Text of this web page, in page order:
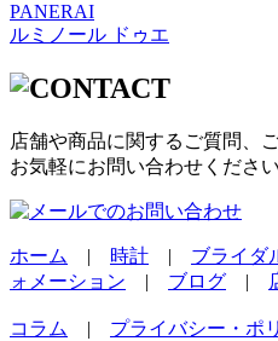
PANERAI
ルミノール ドゥエ
店舗や商品に関するご質問、
お気軽にお問い合わせください
ホーム | 時計 | ブライダ
ォメーション | ブログ |
コラム | プライバシー・ポ